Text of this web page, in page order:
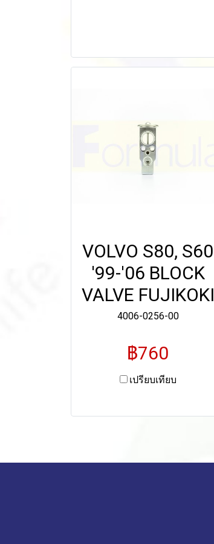
VOLVO S80, S60
'99-'06 BLOCK
VALVE FUJIKOKI
4006-0256-00
฿760
เปรียบเทียบ